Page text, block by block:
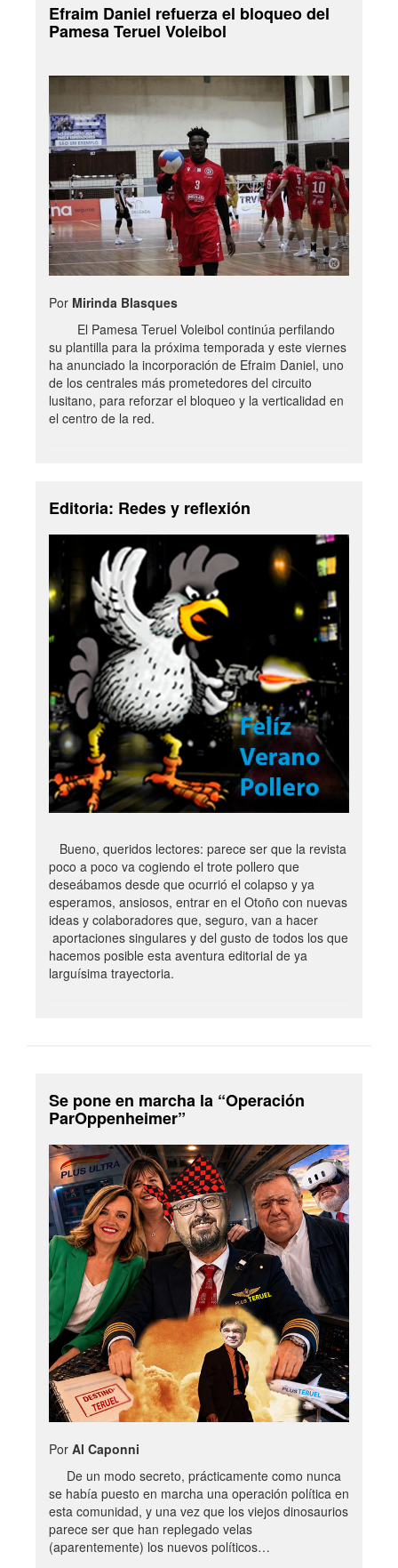
Efraim Daniel refuerza el bloqueo del
Pamesa Teruel Voleibol
Por Mirinda Blasques
El Pamesa Teruel Voleibol continúa perfilando
su plantilla para la próxima temporada y este viernes
ha anunciado la incorporación de Efraim Daniel, uno
de los centrales más prometedores del circuito
lusitano, para reforzar el bloqueo y la verticalidad en
el centro de la red.
Editoria: Redes y reflexión
Bueno, queridos lectores: parece ser que la revista
poco a poco va cogiendo el trote pollero que
deseábamos desde que ocurrió el colapso y ya
esperamos, ansiosos, entrar en el Otoño con nuevas
ideas y colaboradores que, seguro, van a hacer
aportaciones singulares y del gusto de todos los que
hacemos posible esta aventura editorial de ya
larguísima trayectoria.
Se pone en marcha la “Operación
ParOppenheimer”
Por Al Caponni
De un modo secreto, prácticamente como nunca
se había puesto en marcha una operación política en
esta comunidad, y una vez que los viejos dinosaurios
parece ser que han replegado velas
(aparentemente) los nuevos políticos…